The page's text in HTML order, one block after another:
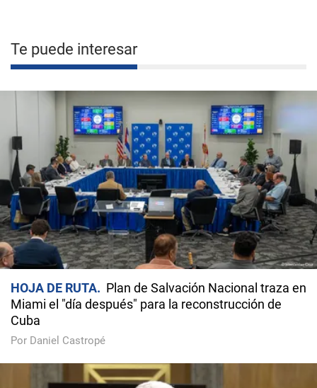
Te puede interesar
HOJA DE RUTA
Plan de Salvación Nacional traza en
Miami el "día después" para la reconstrucción de
Cuba
Por Daniel Castropé